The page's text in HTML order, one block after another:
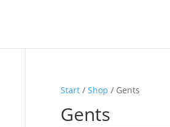
Start/ Shop / Gents
Gents